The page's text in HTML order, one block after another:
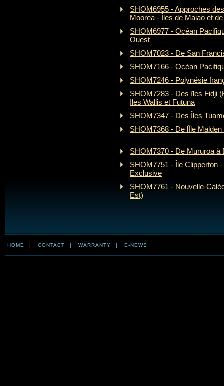
SHOM6955 - Approches
Moorea - Îles de Maiao et
SHOM6977 - Océan
Ouest
SHOM7023 - De San
SHOM7166 - Océan
SHOM7246 - Polynésie
SHOM7283 - Des îles Fidji
Iles Wallis et Futuna
SHOM7347 - Des Îles
SHOM7368 - De lÎle
SHOM7370 - De Mururoa à
SHOM7751 - Île Clipperton
Exclusive
SHOM7761 - Nouvelle-
Est)
HOME | CONTACT | WARRANTY | E-NEWS